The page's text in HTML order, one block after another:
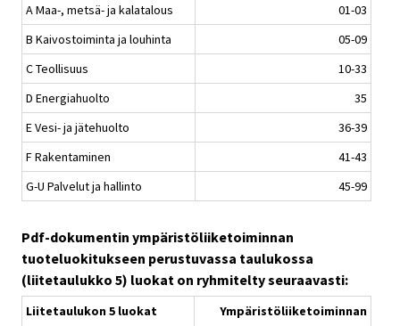
A Maa-, metsä- ja kalatalous
01-03
B Kaivostoiminta ja louhinta
05-09
C Teollisuus
10-33
D Energiahuolto
35
E Vesi- ja jätehuolto
36-39
F Rakentaminen
41-43
G-U Palvelut ja hallinto
45-99
Pdf-dokumentin ympäristöliiketoiminnan
tuoteluokitukseen perustuvassa taulukossa
(liitetaulukko 5) luokat on ryhmitelty seuraavasti:
Liitetaulukon 5 luokat
Ympäristöliiketoiminnan